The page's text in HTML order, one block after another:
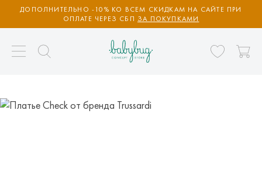
ДОПОЛНИТЕЛЬНО -10% КО ВСЕМ СКИДКАМ НА САЙТЕ ПРИ
ОПЛАТЕ ЧЕРЕЗ СБП ЗА ПОКУПКАМИ